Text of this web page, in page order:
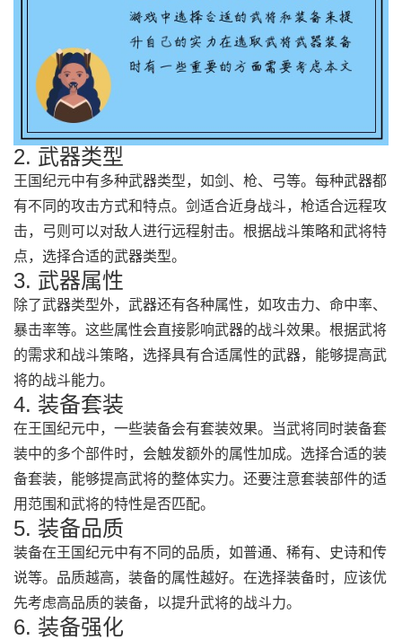
2. 武器类型
王国纪元中有多种武器类型，如剑、枪、弓等。每种武器都
有不同的攻击方式和特点。剑适合近身战斗，枪适合远程攻
击，弓则可以对敌人进行远程射击。根据战斗策略和武将特
点，选择合适的武器类型。
3. 武器属性
除了武器类型外，武器还有各种属性，如攻击力、命中率、
暴击率等。这些属性会直接影响武器的战斗效果。根据武将
的需求和战斗策略，选择具有合适属性的武器，能够提高武
将的战斗能力。
4. 装备套装
在王国纪元中，一些装备会有套装效果。当武将同时装备套
装中的多个部件时，会触发额外的属性加成。选择合适的装
备套装，能够提高武将的整体实力。还要注意套装部件的适
用范围和武将的特性是否匹配。
5. 装备品质
装备在王国纪元中有不同的品质，如普通、稀有、史诗和传
说等。品质越高，装备的属性越好。在选择装备时，应该优
先考虑高品质的装备，以提升武将的战斗力。
6. 装备强化